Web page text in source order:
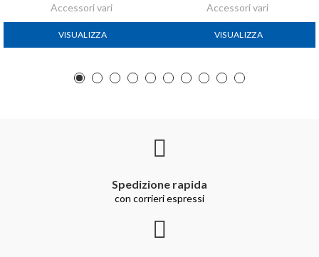
Accessori vari
VISUALIZZA
Accessori vari
VISUALIZZA
Spedizione rapida
con corrieri espressi